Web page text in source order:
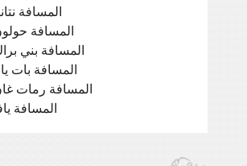
المسافة
المسافة
المسافة بني
المسافة بات
المسافة رمات
المسافة